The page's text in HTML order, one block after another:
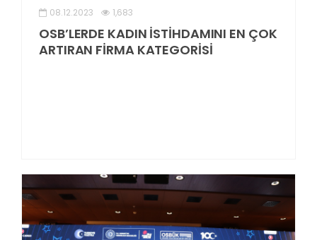
08.12.2023 1,683
OSB’LERDE KADIN İSTİHDAMINI EN ÇOK
ARTIRAN FİRMA KATEGORİSİ